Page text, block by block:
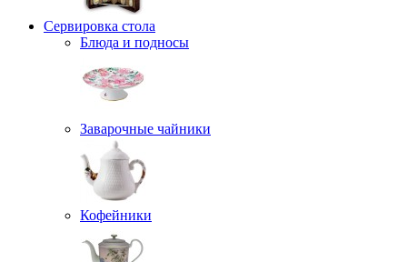
Сервировка стола
Блюда и подносы
Заварочные чайники
Кофейники